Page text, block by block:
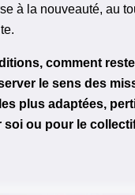
à la nouveauté, au
comment
le sens des
plus adaptées,
soi ou pour le